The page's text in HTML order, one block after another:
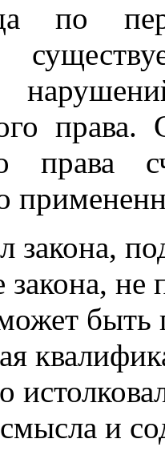
по
права.
права
закона,
закона,
и